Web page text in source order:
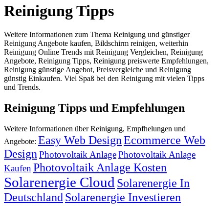
Reinigung Tipps
Weitere Informationen zum Thema Reinigung und günstiger
Reinigung Angebote kaufen, Bildschirm reinigen, weiterhin
Reinigung Online Trends mit Reinigung Vergleichen, Reinigung
Angebote, Reinigung Tipps, Reinigung preiswerte Empfehlungen,
Reinigung günstige Angebot, Preisvergleiche und Reinigung
günstig Einkaufen. Viel Spaß bei den Reinigung mit vielen Tipps
und Trends.
Reinigung Tipps und Empfehlungen
Weitere Informationen über Reinigung, Empfhelungen und
Angebote: Easy Web DesignEcommerce Web
Design Photovoltaik AnlagePhotovoltaik Anlage
Kaufen Photovoltaik Anlage Kosten
Solarenergie Cloud Solarenergie In
Deutschland Solarenergie Investieren